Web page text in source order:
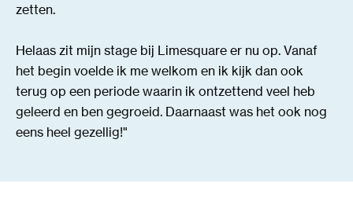
zetten.
Helaas zit mijn stage bij Limesquare er nu op. Vanaf
het begin voelde ik me welkom en ik kijk dan ook
terug op een periode waarin ik ontzettend veel heb
geleerd en ben gegroeid. Daarnaast was het ook nog
eens heel gezellig!"